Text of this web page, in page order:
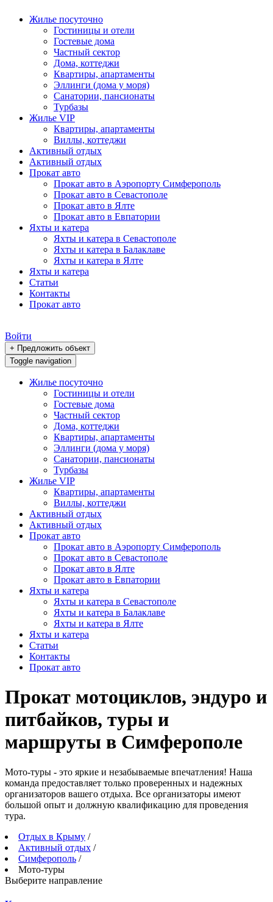
Жилье посуточно
Гостиницы и отели
Гостевые дома
Частный сектор
Дома, коттеджи
Квартиры, апартаменты
Эллинги (дома у моря)
Санатории, пансионаты
Турбазы
Жилье VIP
Квартиры, апартаменты
Виллы, коттеджи
Активный отдых
Активный отдых
Прокат авто
Прокат авто в Аэропорту Симферополь
Прокат авто в Севастополе
Прокат авто в Ялте
Прокат авто в Евпатории
Яхты и катера
Яхты и катера в Севастополе
Яхты и катера в Балаклаве
Яхты и катера в Ялте
Яхты и катера
Статьи
Контакты
Прокат авто
Войти
+ Предложить объект
Toggle navigation
Жилье посуточно
Гостиницы и отели
Гостевые дома
Частный сектор
Дома, коттеджи
Квартиры, апартаменты
Эллинги (дома у моря)
Санатории, пансионаты
Турбазы
Жилье VIP
Квартиры, апартаменты
Виллы, коттеджи
Активный отдых
Активный отдых
Прокат авто
Прокат авто в Аэропорту Симферополь
Прокат авто в Севастополе
Прокат авто в Ялте
Прокат авто в Евпатории
Яхты и катера
Яхты и катера в Севастополе
Яхты и катера в Балаклаве
Яхты и катера в Ялте
Яхты и катера
Статьи
Контакты
Прокат авто
Прокат мотоциклов, эндуро и
питбайков, туры и
маршруты в Симферополе
Мото-туры - это яркие и незабываемые впечатления! Наша
команда предоставляет только проверенных и надежных
организаторов вашего отдыха. Все организаторы имеют
большой опыт и должную квалификацию для проведения
тура.
Отдых в Крыму /
Активный отдых /
Симферополь /
Мото-туры
Выберите направление